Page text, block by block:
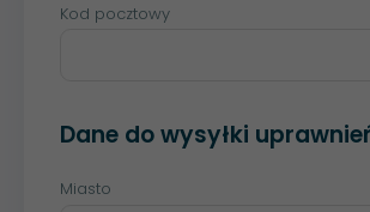
Kod pocztowy
Dane do wysyłki
Miasto